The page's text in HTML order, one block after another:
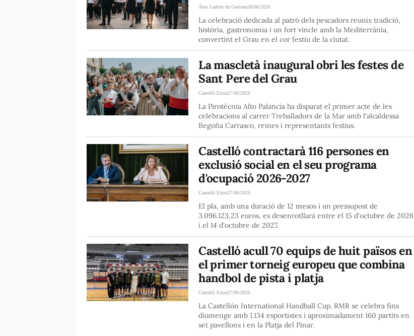
Álex Ladrón de Guevara28/06/2026
La celebració dedicada al patró dels pescadors reunix tradició,
història, gastronomia i un fort vincle amb la Mediterrània,
convertint el Grau en el cor festiu de la ciutat.
La mascletà inaugural obri les festes de
Sant Pere del Grau
Castelló Extra27/06/2026
La Pirotècnia Alto Palancia ha disparat el primer acte de les
celebracions al carrer Treballadors de la Mar amb l'alcaldessa
Begoña Carrasco, reines i representants festius.
Castelló contractarà 116 persones en
exclusió social en el seu programa
d'ocupació 2026-2027
Castelló Extra27/06/2026
El pla, amb una duració de 12 mesos i un pressupost de
3.096.123,23 euros, es desenrotllarà entre el 15 d'octubre de 2026
i el 14 d'octubre de 2027.
Castelló acull 70 equips de huit països en
el primer torneig europeu que combina
handbol de pista i platja
Castelló Extra27/06/2026
La Castellón International Handball Cup. RMR se celebra fins
diumenge amb 1.134 esportistes i aproximadament 160 partits en
set pavellons i en la Platja del Pinar.